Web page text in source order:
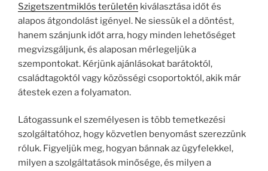
Szigetszentmiklós területén kiválasztása időt és
alapos átgondolást igényel. Ne siessük el a döntést,
hanem szánjunk időt arra, hogy minden lehetőséget
megvizsgáljunk, és alaposan mérlegeljük a
szempontokat. Kérjünk ajánlásokat barátoktól,
családtagoktól vagy közösségi csoportoktól, akik már
átestek ezen a folyamaton.
Látogassunk el személyesen is több temetkezési
szolgáltatóhoz, hogy közvetlen benyomást szerezzünk
róluk. Figyeljük meg, hogyan bánnak az ügyfelekkel,
milyen a szolgáltatások minősége, és milyen a